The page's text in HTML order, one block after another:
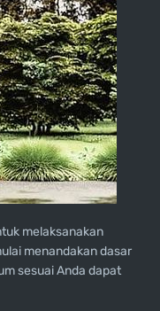
melaksanakan
menandakan dasar
sesuai Anda dapat